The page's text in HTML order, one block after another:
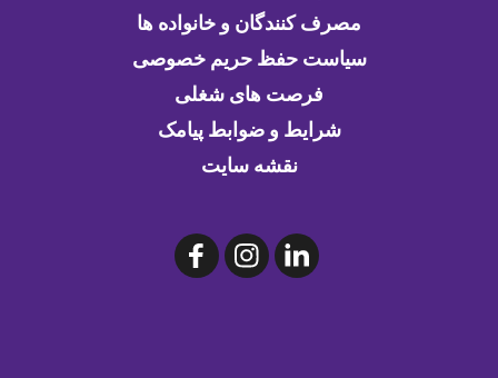
مصرف کنندگان و خانواده ها
سیاست حفظ حریم خصوصی
فرصت های شغلی
شرایط و ضوابط پیامک
نقشه سایت